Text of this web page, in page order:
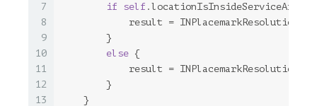
7
8
9
10
11
12
13
if
self
            result =
        }
else {
            result =
        }
    }